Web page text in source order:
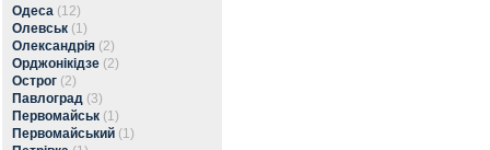
Одеса (12)
Олевськ (1)
Олександрія (2)
Орджонікідзе (2)
Острог (2)
Павлоград (3)
Первомайськ (1)
Первомайський (1)